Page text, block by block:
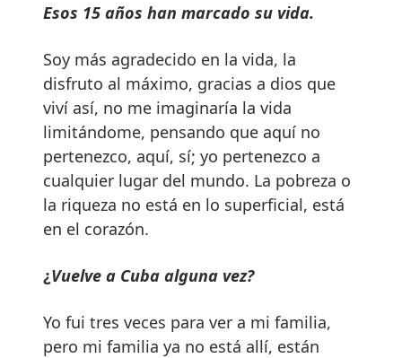
Esos 15 años han marcado su vida.
Soy más agradecido en la vida, la
disfruto al máximo, gracias a dios que
viví así, no me imaginaría la vida
limitándome, pensando que aquí no
pertenezco, aquí, sí; yo pertenezco a
cualquier lugar del mundo. La pobreza o
la riqueza no está en lo superficial, está
en el corazón.
¿Vuelve a Cuba alguna vez?
Yo fui tres veces para ver a mi familia,
pero mi familia ya no está allí, están